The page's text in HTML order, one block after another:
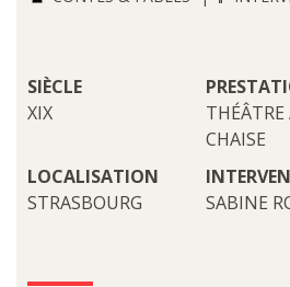
SIÈCLE
XIX
THÉÂTRE
CHAISE
LOCALISATION
STRASBOURG
SABINE